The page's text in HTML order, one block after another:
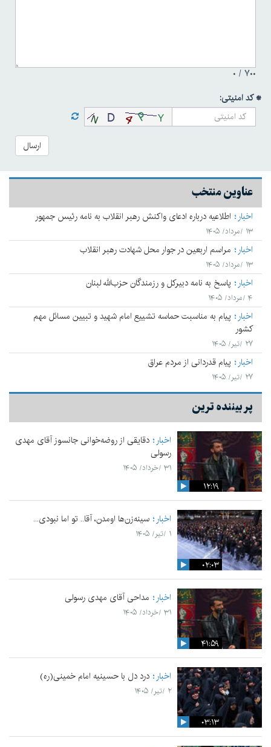
۷۰۰ /
۰
* کد امنیتی:
ارسال
عناوین منتخب
اخبار اطلاعیه درباره ادعای واکنش رهبر انقلاب به نامه رئیس جمهور
۱۳ /مرداد/ ۱۴۰۵
اخبار مراسم اربعین در جوار محل شهادت رهبر انقلاب
۱۳ /مرداد/ ۱۴۰۵
اخبار پاسخ به نامه دبیرکل و رزمندگان حزب‌الله لبنان
۴ /مرداد/ ۱۴۰۵
اخبار پیام به مناسبت حماسه تشییع امام شهید و تبیین مسائل مهم
کشور
۲۷ /تیر/ ۱۴۰۵
اخبار پیام قدردانی از مردم عراق
۲۷ /تیر/ ۱۴۰۵
پر بیننده ترین
۱۲:۱۹
اخبار دقایقی از روضه‌خوانی جانسوز آقای مهدی
رسولی
۳۱ /خرداد/ ۱۴۰۵
۰۲:۰۳
اخبار سینه‌زن‌ها اومدن،‌ آقا.. تو اما نبودی...
۱ /تیر/ ۱۴۰۵
۴۱:۵۹
اخبار مداحی آقای مهدی رسولی
۳۱ /خرداد/ ۱۴۰۵
۰۳:۱۳
اخبار درد دل با حسینیه امام خمینی(ره)
۲ /تیر/ ۱۴۰۵